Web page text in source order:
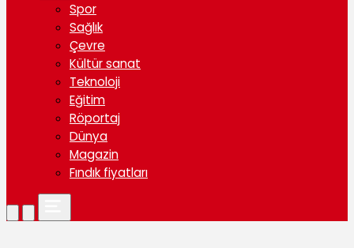
Spor
Sağlık
Çevre
Kültür sanat
Teknoloji
Eğitim
Röportaj
Dünya
Magazin
Fındık fiyatları